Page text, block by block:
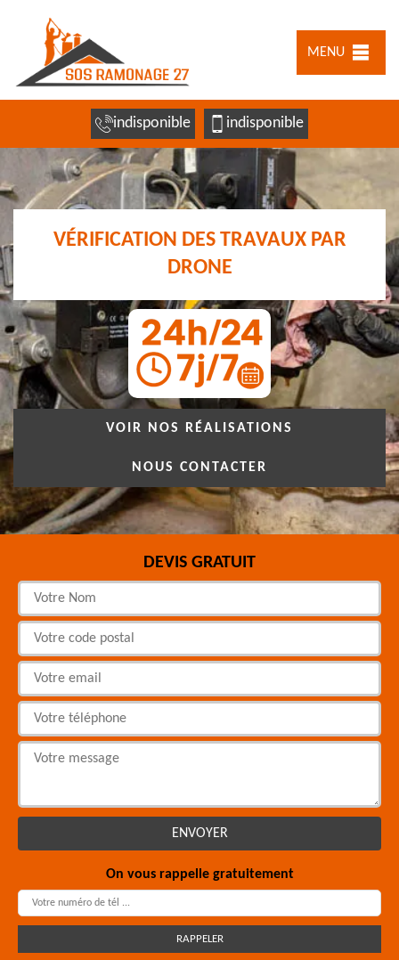
MENU
indisponible indisponible
VÉRIFICATION DES TRAVAUX PAR
DRONE
VOIR NOS RÉALISATIONS
NOUS CONTACTER
DEVIS GRATUIT
On vous rappelle gratuitement